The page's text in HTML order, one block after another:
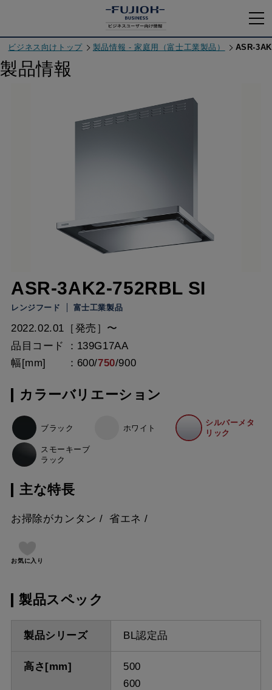
ビジネス向けトップ 製品情報 - 家庭用（富士工業製品） ASR-
製品情報
ASR-3AK2-752RBL SI
レンジフード 富士工業製品
2022.02.01［発売］〜
品目コード
139G17AA
幅[mm]
600/750/900
カラーバリエーション
ブラック ホワイト
シルバーメタ
リック
スモーキーブ
ラック
主な特長
お掃除がカンタン 省エネ
お気に入り
製品スペック
製品シリーズ BL認定品
高さ[mm]
500
600